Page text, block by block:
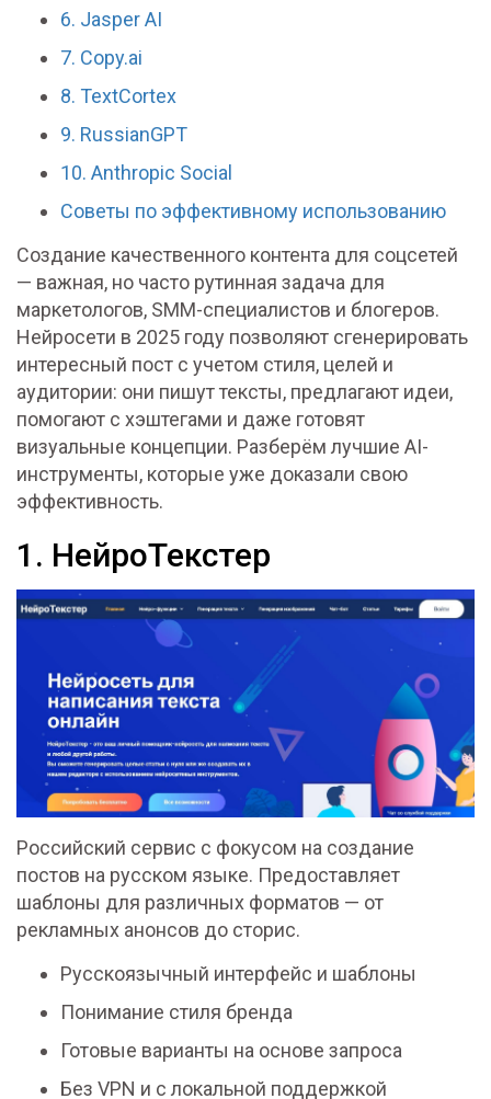
6. Jasper AI
7. Copy.ai
8. TextCortex
9. RussianGPT
10. Anthropic Social
Советы по эффективному использованию
Создание качественного контента для соцсетей
— важная, но часто рутинная задача для
маркетологов, SMM-специалистов и блогеров.
Нейросети в 2025 году позволяют сгенерировать
интересный пост с учетом стиля, целей и
аудитории: они пишут тексты, предлагают идеи,
помогают с хэштегами и даже готовят
визуальные концепции. Разберём лучшие AI-
инструменты, которые уже доказали свою
эффективность.
1. НейроТекстер
Российский сервис с фокусом на создание
постов на русском языке. Предоставляет
шаблоны для различных форматов — от
рекламных анонсов до сторис.
Русскоязычный интерфейс и шаблоны
Понимание стиля бренда
Готовые варианты на основе запроса
Без VPN и с локальной поддержкой